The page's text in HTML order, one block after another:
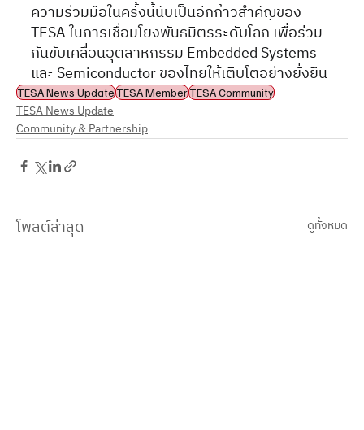
ความร่วมมือในครั้งนี้นับเป็นอีกก้าวสำคัญของ
TESA ในการเชื่อมโยงพันธมิตรระดับโลก เพื่อร่วม
กันขับเคลื่อนอุตสาหกรรม Embedded Systems
และ Semiconductor ของไทยให้เติบโตอย่างยั่งยืน
TESA News UpdateTESA MemberTESA Community
TESA News Update
Community & Partnership
โพสต์ล่าสุด ดูทั้งหมด